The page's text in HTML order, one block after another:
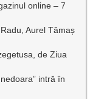
online – 7
Aurel Tămaș
de Ziua
intră în